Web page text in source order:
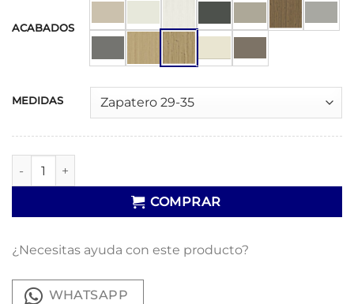
ACABADOS
MEDIDAS
Zapatero Natura 5160 cantidad
COMPRAR
¿Necesitas ayuda con este producto?
WHATSAPP